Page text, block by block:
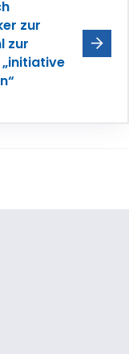
zur
zur